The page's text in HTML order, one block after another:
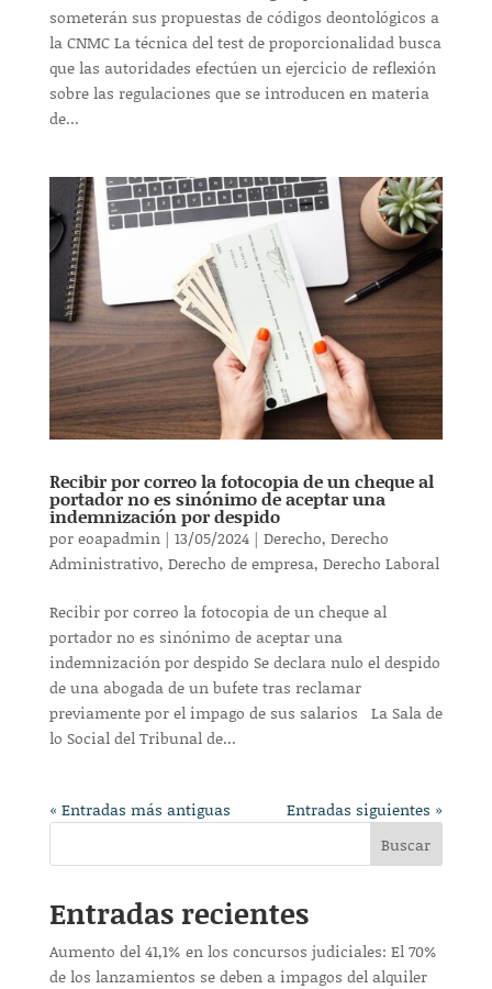
someterán sus propuestas de códigos deontológicos a
la CNMC La técnica del test de proporcionalidad busca
que las autoridades efectúen un ejercicio de reflexión
sobre las regulaciones que se introducen en materia
de...
Recibir por correo la fotocopia de un cheque al
portador no es sinónimo de aceptar una
indemnización por despido
poreoapadmin| 13/05/2024| Derecho, Derecho
Administrativo, Derecho de empresa, Derecho Laboral
Recibir por correo la fotocopia de un cheque al
portador no es sinónimo de aceptar una
indemnización por despido Se declara nulo el despido
de una abogada de un bufete tras reclamar
previamente por el impago de sus salarios La Sala de
lo Social del Tribunal de...
« Entradas más antiguas
Entradas siguientes »
Buscar
Entradas recientes
Aumento del 41,1% en los concursos judiciales: El 70%
de los lanzamientos se deben a impagos del alquiler